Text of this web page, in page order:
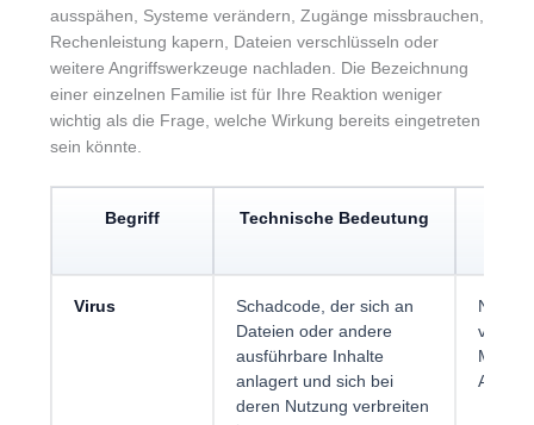
ausspähen, Systeme verändern, Zugänge missbrauchen,
Rechenleistung kapern, Dateien verschlüsseln oder
weitere Angriffswerkzeuge nachladen. Die Bezeichnung
einer einzelnen Familie ist für Ihre Reaktion weniger
wichtig als die Frage, welche Wirkung bereits eingetreten
sein könnte.
Begriff Technische Bedeutung
Virus
Schadcode, der sich an
Dateien oder andere
ausführbare Inhalte
anlagert und sich bei
deren Nutzung verbreiten
Nur
vielen
Arten.